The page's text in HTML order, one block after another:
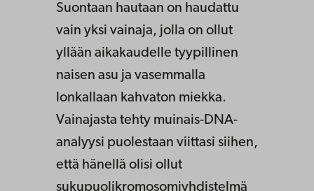
Suontaan hautaan on haudattu
vain yksi vainaja, jolla on ollut
yllään aikakaudelle tyypillinen
naisen asu ja vasemmalla
lonkallaan kahvaton miekka.
Vainajasta tehty muinais-DNA-
analyysi puolestaan viittasi siihen,
että hänellä olisi ollut
sukupuolikromosomiyhdistelmä